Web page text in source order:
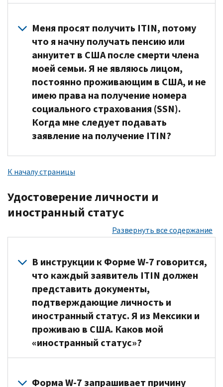
понадобиться
федеральную
налоговую
декларацию,
чтобы
получить
или
вы
можете
подать
декларацию,
сообщить
о
доходах,
у
нет
задолженности
по
налогам
или
требований
декларации.
если
на
момент
получения
дохода
у
было
ITIN.
отправить
в
IRS
почте
с
квитанцией
оплату
расчетного
налога
и
заполнить
всю
информацию
можете
зарегистрировать
иждивенца
через
онлайн-
рынок
медицинского
страхования
(Marketplace),
если
у
нет
или
хотите
подать
заявление
на
получение
налогового
зачета
за
взносы
Меня просят получить ITIN, потому
что я начну получать пенсию или
аннуитет в США после смерти члена
моей семьи. Я не являюсь лицом,
постоянно проживающим в США, и не
имею права на получение номера
социального страхования (SSN).
Когда мне следует подавать
заявление на получение ITIN?
имеете
подать
заявление
если
у
вас
появится
право
на
получение
платежа
К началу страницы
Удостоверение личности и
иностранный статус
Развернуть все содержание
В инструкции к Форме W-7 говорится,
что каждый заявитель ITIN должен
представить документы,
подтверждающие личность и
иностранный статус. Я из Мексики и
проживаю в США. Каков мой
«иностранный статус»?
статус
Форма W-7 запрашивает причину